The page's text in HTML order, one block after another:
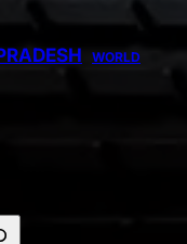
WORLD